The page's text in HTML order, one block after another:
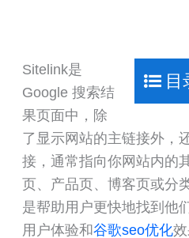
目
Sitelink是
Google 搜索结
果页面中，除
了显示网站的主链接外，
接，通常指向你网站内的
页、产品页、博客页或分
是帮助用户更快地找到他
用户体验和谷歌seo优化